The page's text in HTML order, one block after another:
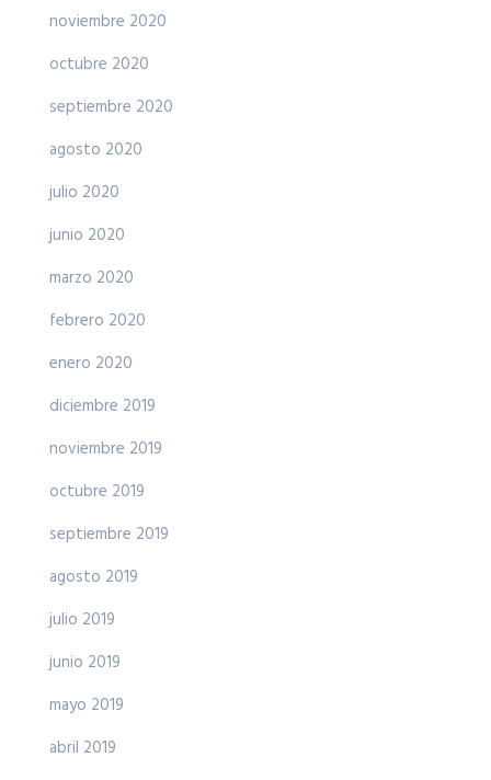
noviembre 2020
octubre 2020
septiembre 2020
agosto 2020
julio 2020
junio 2020
marzo 2020
febrero 2020
enero 2020
diciembre 2019
noviembre 2019
octubre 2019
septiembre 2019
agosto 2019
julio 2019
junio 2019
mayo 2019
abril 2019